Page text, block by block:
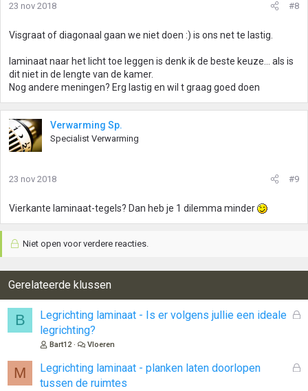
23 nov 2018 #8
Visgraat of diagonaal gaan we niet doen :) is ons net te lastig.
laminaat naar het licht toe leggen is denk ik de beste keuze... als is
dit niet in de lengte van de kamer.
Nog andere meningen? Erg lastig en wil t graag goed doen
Verwarming Sp.
Specialist Verwarming
23 nov 2018 #9
Vierkante laminaat-tegels? Dan heb je 1 dilemma minder
Niet open voor verdere reacties.
Gerelateerde klussen
B
G
o
Legrichting laminaat - Is er volgens jullie een ideale
legrichting?
Bart12 Vloeren
M
G
Legrichting laminaat - planken laten doorlopen
tussen de ruimtes